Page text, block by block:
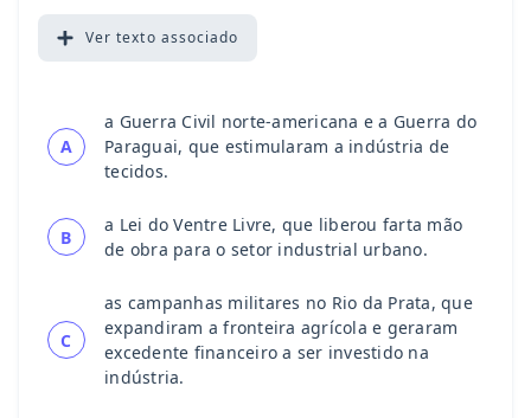
Ver texto associado
A
a Guerra Civil norte-americana e a Guerra do
Paraguai, que estimularam a indústria de
tecidos.
B
a Lei do Ventre Livre, que liberou farta mão
de obra para o setor industrial urbano.
C
as campanhas militares no Rio da Prata, que
expandiram a fronteira agrícola e geraram
excedente financeiro a ser investido na
indústria.